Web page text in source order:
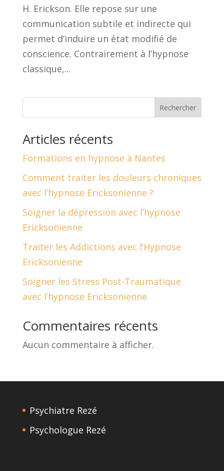
H. Erickson. Elle repose sur une
communication subtile et indirecte qui
permet d’induire un état modifié de
conscience. Contrairement à l’hypnose
classique,...
Rechercher
Articles récents
Formations en hypnose à Nantes
Comment traiter les douleurs chroniques
avec l’hypnose Ericksonienne ?
Soigner la dépression avec l’hypnose
Ericksonienne
Traiter les Addictions avec l’Hypnose
Ericksonienne
Soigner les Stress Post-Traumatique
avec l’hypnose Ericksonienne
Commentaires récents
Aucun commentaire à afficher.
Psychiatre Rezé
Psychologue Rezé